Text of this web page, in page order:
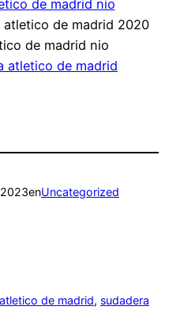
enUncategorized
de madrid, sudadera